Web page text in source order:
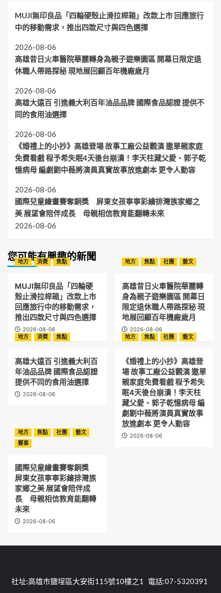
MUJI無印良品「四輪硬殼止滑拉桿箱」改款上市 回應旅行
中的移動需求，推出四款尺寸與四色選擇
2026-08-06
高雄昔日火車醫院華麗轉身為親子遊樂園區 開幕日限定退
休職人帶路探秘 現地展回顧百年機廠歲月
2026-08-06
高雄大遠百 引進義大利百年油品品牌 國際食品認證 提供不
同的食用油選擇
2026-08-06
《婚禮上的小抄》高雄登場 故事工廠公益觀演 邀單親家庭
免費看戲 程予希失眠4天後台崩潰！李天柱藏父愛、郭子乾
憶病母 編劇劉中薇將演員真實故事放進劇本 更令人動容
2026-08-06
國際兒童繪畫賽奪銅獎 屏東女孩寧寧彩繪排灣族家鄉之
美 展望會陪伴成長 母親相信教育能翻轉未來
2026-08-06
您可能有興趣的新聞
地方 消費 焦點
MUJI無印良品「四輪硬
殼止滑拉桿箱」改款上市
回應旅行中的移動需求，
推出四款尺寸與四色選擇
2026-08-06
地方 焦點 社團 藝文
高雄昔日火車醫院華麗轉
身為親子遊樂園區 開幕日
限定退休職人帶路探秘 現
地展回顧百年機廠歲月
2026-08-06
地方
消費 焦點
高雄大遠百 引進義大利百
年油品品牌 國際食品認證
提供不同的食用油選擇
2026-08-06
地方 焦點 社團 藝文
《婚禮上的小抄》高雄登
場 故事工廠公益觀演 邀單
親家庭免費看戲 程予希失
眠4天後台崩潰！李天柱
藏父愛、郭子乾憶病母 編
劇劉中薇將演員真實故事
放進劇本 更令人動容
2026-08-06
地方 焦點 社團
藝文
賽事
國際兒童繪畫賽奪銅獎
屏東女孩寧寧彩繪排灣族
家鄉之美 展望會陪伴成
長 母親相信教育能翻轉
未來
2026-08-06
社址:高雄市鹽埕區大安街115號10樓之1 電話:07-5320391